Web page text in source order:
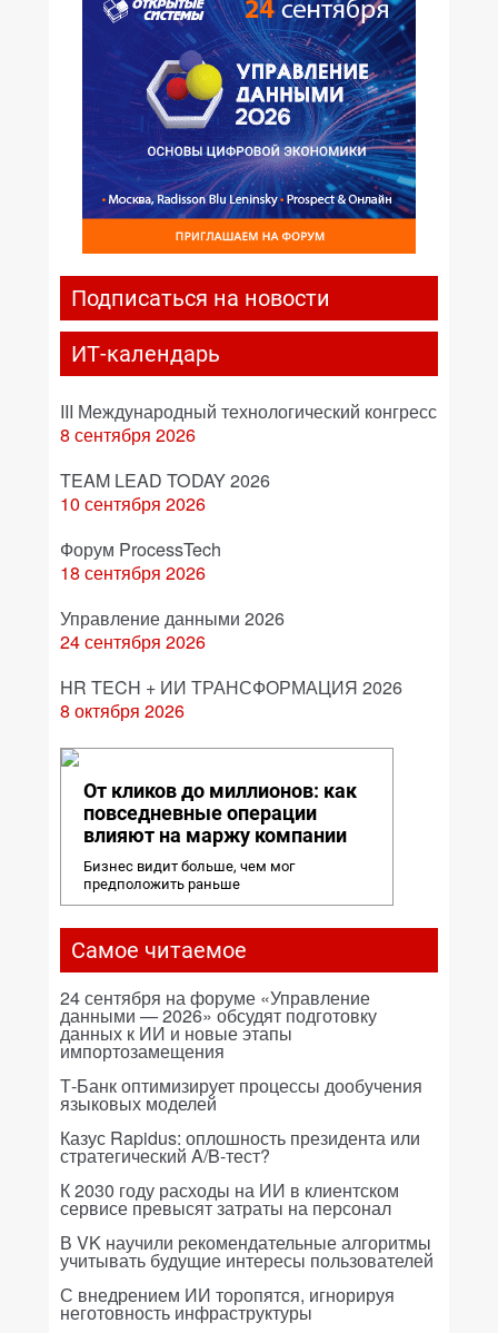
Подписаться на новости
ИТ-календарь
III Международный технологический конгресс
8 сентября 2026
TEAM LEAD TODAY 2026
10 сентября 2026
Форум ProcessTech
18 сентября 2026
Управление данными 2026
24 сентября 2026
HR TECH + ИИ ТРАНСФОРМАЦИЯ 2026
8 октября 2026
От кликов до миллионов: как
повседневные операции
влияют на маржу компании
Бизнес видит больше, чем мог
предположить раньше
Самое читаемое
24 сентября на форуме «Управление
данными — 2026» обсудят подготовку
данных к ИИ и новые этапы
импортозамещения
Т-Банк оптимизирует процессы дообучения
языковых моделей
Казус Rapidus: оплошность президента или
стратегический A/B-тест?
К 2030 году расходы на ИИ в клиентском
сервисе превысят затраты на персонал
В VK научили рекомендательные алгоритмы
учитывать будущие интересы пользователей
С внедрением ИИ торопятся, игнорируя
неготовность инфраструктуры